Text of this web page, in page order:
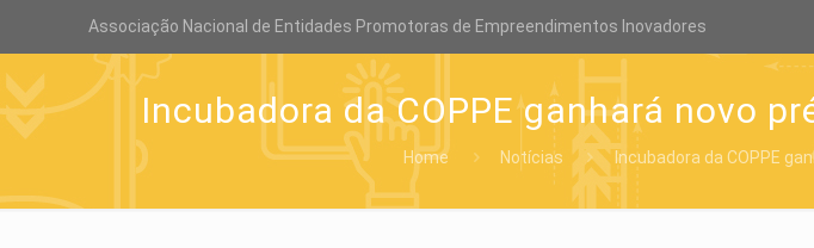
Associação Nacional de Entidades Promotoras de Empreendimentos Inovadores
Incubadora da COPPE ganhará novo
Home Notícias Incubadora da COPPE